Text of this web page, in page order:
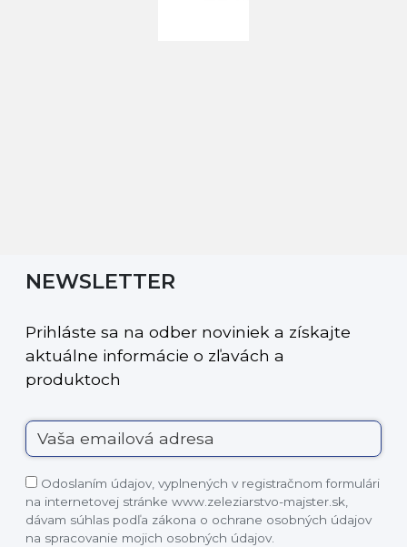
NEWSLETTER
Prihláste sa na odber noviniek a získajte
aktuálne informácie o zľavách a
produktoch
Odoslaním údajov, vyplnených v registračnom formulári
na internetovej stránke www.zeleziarstvo-majster.sk,
dávam súhlas podľa zákona o ochrane osobných údajov
na spracovanie mojich osobných údajov.